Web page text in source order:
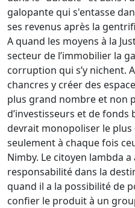
galopante qui s'entasse
ses revenus après la
A quand les moyens à la
secteur de l’immobilier la
corruption qui s’y nichent.
chancres y créer des
plus grand nombre et non
d’investisseurs et de fonds
devrait monopoliser le
seulement à chaque fois
Nimby. Le citoyen lambda
responsabilité dans la
quand il a la possibilité de
confier le produit à un